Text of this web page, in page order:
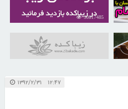
30817485
۱۲:۴۷ ۱۳۹۲/۲/۳۱